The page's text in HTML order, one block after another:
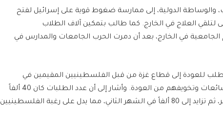
والوساطة الدولية، إلى ممارسة ضغوط قوية على إسرائيل لفتح
لتلقي العلاج في الخارج. كما طالب بتمكين آلاف الطلاب
في الخارج، بعد أن دمرت الحرب الجامعات والمدارس في
عن وجود أكثر من 80 ألف طلب للعودة إلى قطاع غزة من قبل الفلسطينيين المقيمين في
الخارج، مؤكداً أن إسرائيل تسعى لنشر الشائعات وتخويفهم من العودة. وأشار إلى أن عدد الطلبات كان 40 ألفاً
في الشهر الأول من الحديث عن فتح المعبر، ثم تزايد إلى 80 ألفاً في الشهر الثاني، مما يدل على رغبة الفلسطينيين